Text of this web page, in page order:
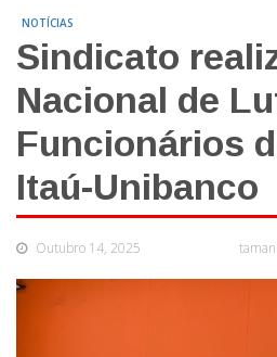
NOTÍCIAS
Sindicato
Nacional de
Funcionários
Itaú-Unibanco
Outubro 14, 2025